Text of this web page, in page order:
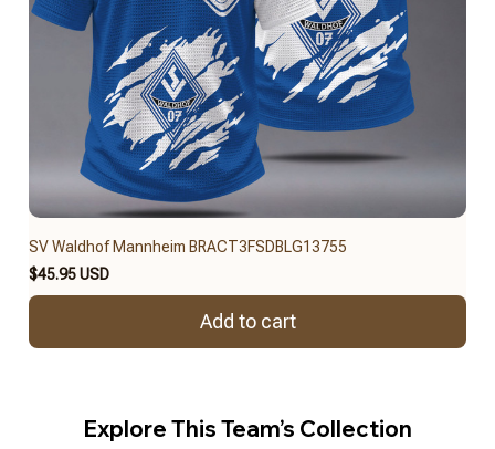
SV Waldhof Mannheim BRACT3FSDBLG13755
$45.95 USD
Add to cart
Explore This Team’s Collection